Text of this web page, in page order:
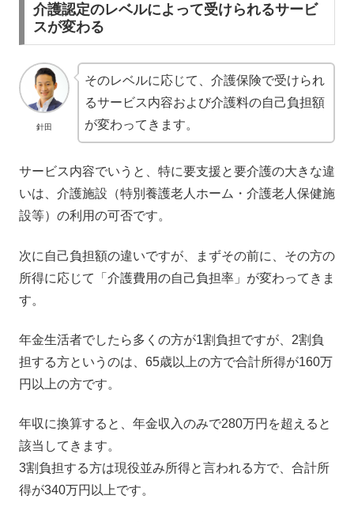
介護認定のレベルによって受けられるサービ
スが変わる
針田
そのレベルに応じて、介護保険で受けられ
るサービス内容および介護料の自己負担額
が変わってきます。
サービス内容でいうと、特に要支援と要介護の大きな違
いは、介護施設（特別養護老人ホーム・介護老人保健施
設等）の利用の可否です。
次に自己負担額の違いですが、まずその前に、その方の
所得に応じて「介護費用の自己負担率」が変わってきま
す。
年金生活者でしたら多くの方が1割負担ですが、2割負
担する方というのは、65歳以上の方で合計所得が160万
円以上の方です。
年収に換算すると、年金収入のみで280万円を超えると
該当してきます。
3割負担する方は現役並み所得と言われる方で、合計所
得が340万円以上です。